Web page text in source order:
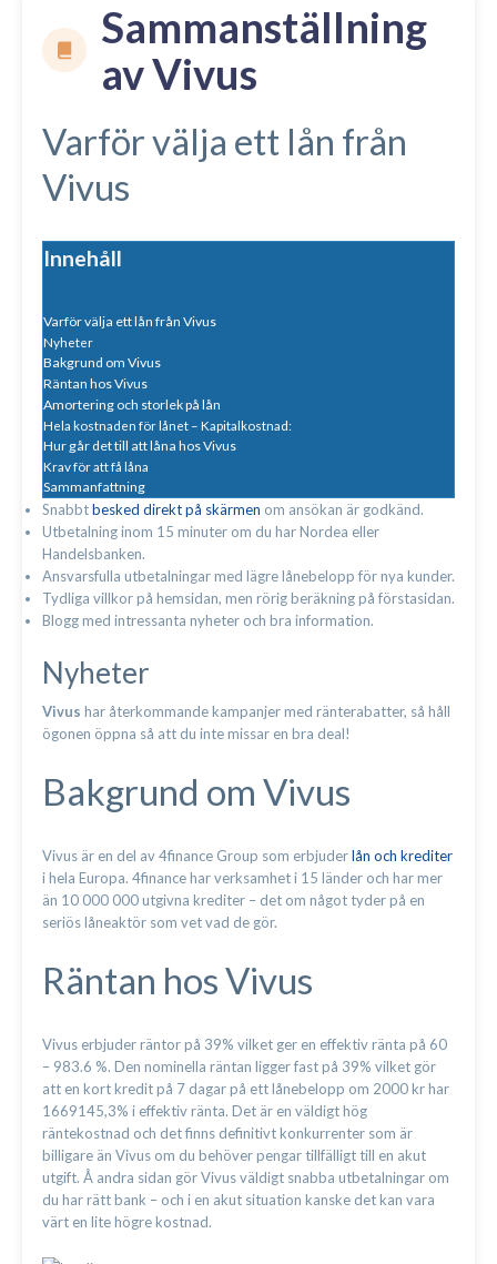
Sammanställning
av Vivus
Varför välja ett lån från
Vivus
Innehåll
Varför välja ett lån från Vivus
Nyheter
Bakgrund om Vivus
Räntan hos Vivus
Amortering och storlek på lån
Hela kostnaden för lånet – Kapitalkostnad:
Hur går det till att låna hos Vivus
Krav för att få låna
Sammanfattning
Snabbtbesked direkt på skärmen om ansökan är godkänd.
Utbetalning inom 15 minuter om du har Nordea eller
Handelsbanken.
Ansvarsfulla utbetalningar med lägre lånebelopp för nya kunder.
Tydliga villkor på hemsidan, men rörig beräkning på förstasidan.
Blogg med intressanta nyheter och bra information.
Nyheter
Vivus har återkommande kampanjer med ränterabatter, så håll
ögonen öppna så att du inte missar en bra deal!
Bakgrund om Vivus
Vivus är en del av 4finance Group som erbjuderlån och krediter
i hela Europa. 4finance har verksamhet i 15 länder och har mer
än 10 000 000 utgivna krediter – det om något tyder på en
seriös låneaktör som vet vad de gör.
Räntan hos Vivus
Vivus erbjuder räntor på 39% vilket ger en effektiv ränta på 60
– 983.6 %. Den nominella räntan ligger fast på 39% vilket gör
att en kort kredit på 7 dagar på ett lånebelopp om 2000 kr har
1669145,3% i effektiv ränta. Det är en väldigt hög
räntekostnad och det finns definitivt konkurrenter som är
billigare än Vivus om du behöver pengar tillfälligt till en akut
utgift. Å andra sidan gör Vivus väldigt snabba utbetalningar om
du har rätt bank – och i en akut situation kanske det kan vara
värt en lite högre kostnad.